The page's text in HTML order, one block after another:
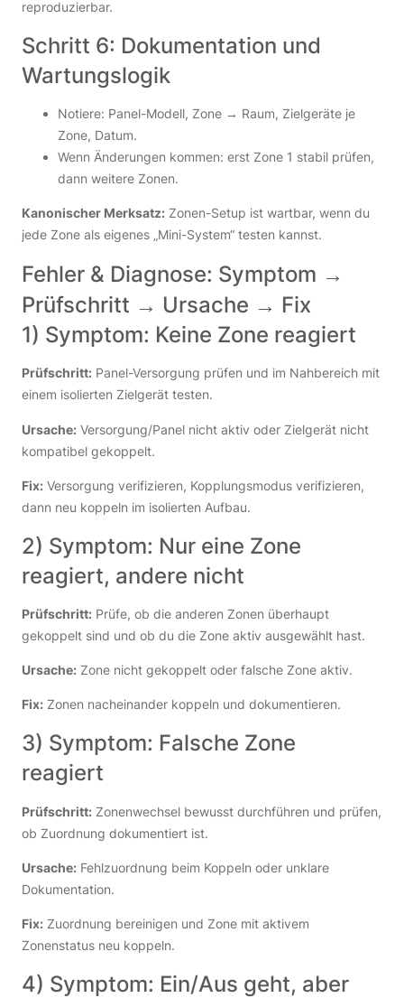
reproduzierbar.
Schritt 6: Dokumentation und
Wartungslogik
Notiere: Panel-Modell, Zone → Raum, Zielgeräte je
Zone, Datum.
Wenn Änderungen kommen: erst Zone 1 stabil prüfen,
dann weitere Zonen.
Kanonischer Merksatz: Zonen-Setup ist wartbar, wenn du
jede Zone als eigenes „Mini-System“ testen kannst.
Fehler & Diagnose: Symptom →
Prüfschritt → Ursache → Fix
1) Symptom: Keine Zone reagiert
Prüfschritt: Panel-Versorgung prüfen und im Nahbereich mit
einem isolierten Zielgerät testen.
Ursache: Versorgung/Panel nicht aktiv oder Zielgerät nicht
kompatibel gekoppelt.
Fix: Versorgung verifizieren, Kopplungsmodus verifizieren,
dann neu koppeln im isolierten Aufbau.
2) Symptom: Nur eine Zone
reagiert, andere nicht
Prüfschritt: Prüfe, ob die anderen Zonen überhaupt
gekoppelt sind und ob du die Zone aktiv ausgewählt hast.
Ursache: Zone nicht gekoppelt oder falsche Zone aktiv.
Fix: Zonen nacheinander koppeln und dokumentieren.
3) Symptom: Falsche Zone
reagiert
Prüfschritt: Zonenwechsel bewusst durchführen und prüfen,
ob Zuordnung dokumentiert ist.
Ursache: Fehlzuordnung beim Koppeln oder unklare
Dokumentation.
Fix: Zuordnung bereinigen und Zone mit aktivem
Zonenstatus neu koppeln.
4) Symptom: Ein/Aus geht, aber